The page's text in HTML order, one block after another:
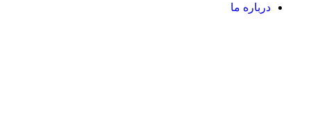
درباره ما